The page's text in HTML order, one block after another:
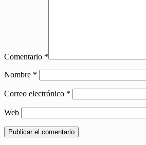
Comentario *
Nombre *
Correo electrónico *
Web